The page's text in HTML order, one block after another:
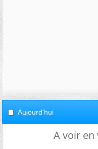
Aujourd'hui
A voir en